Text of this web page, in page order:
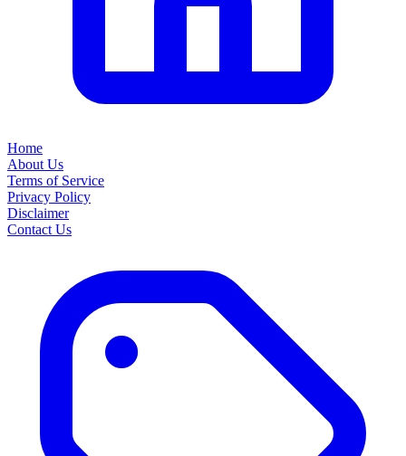
Home
About Us
Terms of Service
Privacy Policy
Disclaimer
Contact Us